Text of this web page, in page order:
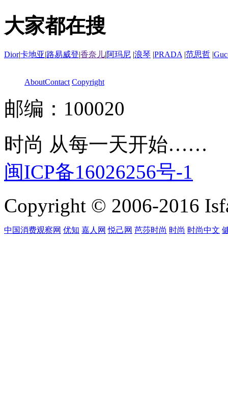
大家都在搜
Dior|卡地亚|路易威登|香奈儿|阿玛尼 |浪琴 |PRADA |范思哲 |
AboutContact Copyright
邮编：100020
时尚 从每一天开始……
闽ICP备16026256号-1
Copyright © 2006-2016
中国消费观察网 优知 嘉人网 悦己网 芭莎时尚 时尚 时尚中文